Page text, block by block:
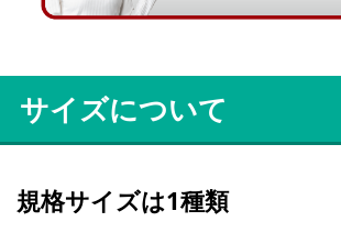
サイズについて
規格サイズは1種類